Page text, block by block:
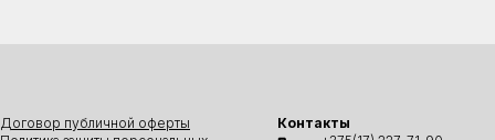
Договор публичной оферты
Контакты